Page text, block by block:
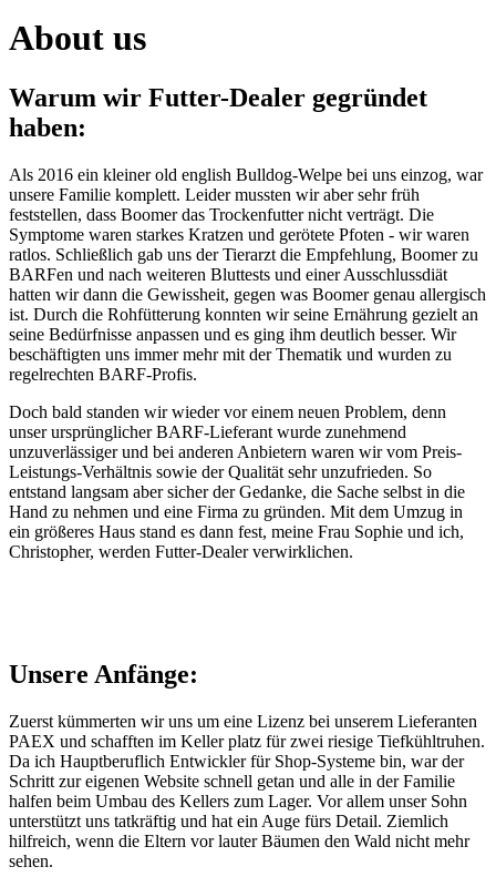
About us
Warum wir Futter-Dealer gegründet
haben:
Als 2016 ein kleiner old english Bulldog-Welpe bei uns einzog, war
unsere Familie komplett. Leider mussten wir aber sehr früh
feststellen, dass Boomer das Trockenfutter nicht verträgt. Die
Symptome waren starkes Kratzen und gerötete Pfoten - wir waren
ratlos. Schließlich gab uns der Tierarzt die Empfehlung, Boomer zu
BARFen und nach weiteren Bluttests und einer Ausschlussdiät
hatten wir dann die Gewissheit, gegen was Boomer genau allergisch
ist. Durch die Rohfütterung konnten wir seine Ernährung gezielt an
seine Bedürfnisse anpassen und es ging ihm deutlich besser. Wir
beschäftigten uns immer mehr mit der Thematik und wurden zu
regelrechten BARF-Profis.
Doch bald standen wir wieder vor einem neuen Problem, denn
unser ursprünglicher BARF-Lieferant wurde zunehmend
unzuverlässiger und bei anderen Anbietern waren wir vom Preis-
Leistungs-Verhältnis sowie der Qualität sehr unzufrieden. So
entstand langsam aber sicher der Gedanke, die Sache selbst in die
Hand zu nehmen und eine Firma zu gründen. Mit dem Umzug in
ein größeres Haus stand es dann fest, meine Frau Sophie und ich,
Christopher, werden Futter-Dealer verwirklichen.
Unsere Anfänge:
Zuerst kümmerten wir uns um eine Lizenz bei unserem Lieferanten
PAEX und schafften im Keller platz für zwei riesige Tiefkühltruhen.
Da ich Hauptberuflich Entwickler für Shop-Systeme bin, war der
Schritt zur eigenen Website schnell getan und alle in der Familie
halfen beim Umbau des Kellers zum Lager. Vor allem unser Sohn
unterstützt uns tatkräftig und hat ein Auge fürs Detail. Ziemlich
hilfreich, wenn die Eltern vor lauter Bäumen den Wald nicht mehr
sehen.